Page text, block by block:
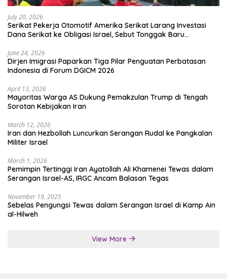
July 20, 2026
Serikat Pekerja Otomotif Amerika Serikat Larang Investasi
Dana Serikat ke Obligasi Israel, Sebut Tonggak Baru
June 24, 2026
Dirjen Imigrasi Paparkan Tiga Pilar Penguatan Perbatasan
Indonesia di Forum DGICM 2026
April 13, 2026
Mayoritas Warga AS Dukung Pemakzulan Trump di Tengah
Sorotan Kebijakan Iran
March 12, 2026
Iran dan Hezbollah Luncurkan Serangan Rudal ke Pangkalan
Militer Israel
March 1, 2026
Pemimpin Tertinggi Iran Ayatollah Ali Khamenei Tewas dalam
Serangan Israel-AS, IRGC Ancam Balasan Tegas
November 19, 2025
Sebelas Pengungsi Tewas dalam Serangan Israel di Kamp Ain
al-Hilweh
View More